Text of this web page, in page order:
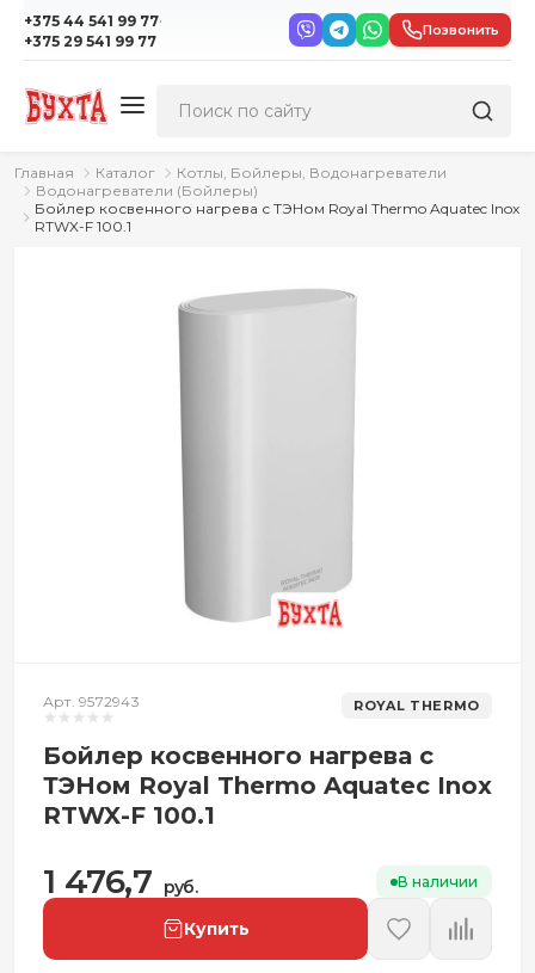
+375 44 541 99 77·
+375 29 541 99 77
Позвонить
Главная Каталог
Котлы, Бойлеры, Водонагреватели
Водонагреватели (Бойлеры)
Бойлер косвенного нагрева с ТЭНом Royal Thermo Aquatec Inox
RTWX-F 100.1
Арт. 9572943 ROYAL THERMO
Бойлер косвенного нагрева с
ТЭНом Royal Thermo Aquatec Inox
RTWX-F 100.1
1 476,7 руб. В наличии
Купить